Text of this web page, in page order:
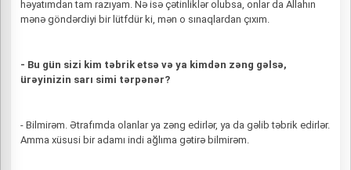
həyatımdan tam razıyam. Nə isə çətinliklər olubsa, onlar da Allahın
mənə göndərdiyi bir lütfdür ki, mən o sınaqlardan çıxım.
- Bu gün sizi kim təbrik etsə və ya kimdən zəng gəlsə,
ürəyinizin sarı simi tərpənər?
- Bilmirəm. Ətrafımda olanlar ya zəng edirlər, ya da gəlib təbrik edirlər.
Amma xüsusi bir adamı indi ağlıma gətirə bilmirəm.